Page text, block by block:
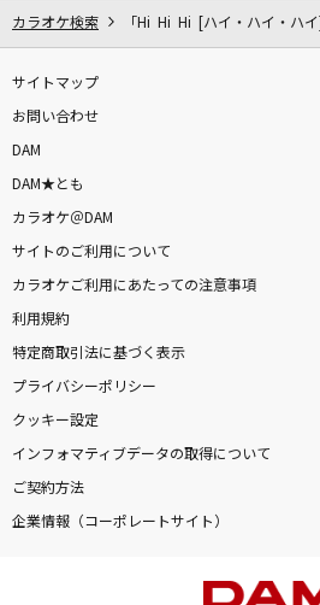
カラオケ検索 「Hi Hi Hi [ハイ・ハイ・ハ
サイトマップ
お問い合わせ
DAM
DAM★とも
カラオケ＠DAM
サイトのご利用について
カラオケご利用にあたっての注意事項
利用規約
特定商取引法に基づく表示
プライバシーポリシー
クッキー設定
インフォマティブデータの取得について
ご契約方法
企業情報（コーポレートサイト）